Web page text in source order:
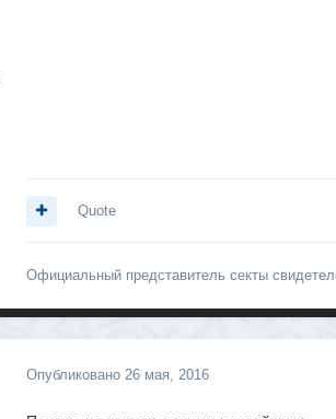
Quote
Официальный представитель секты
Опубликовано 26 мая, 2016